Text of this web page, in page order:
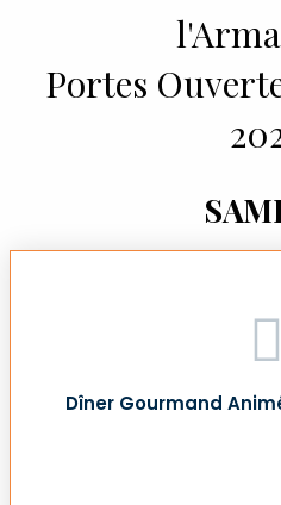
Portes
Dîner Gourmand